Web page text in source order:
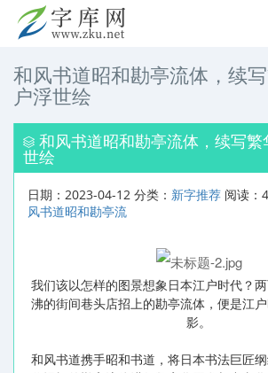
和风书道昭和勘亭流体，续
户浮世绘
和风书道昭和勘亭流体，续写
世绘
日期：2023-04-12 分类： 新字推荐 阅读：
风书道昭和勘亭流
我们该以怎样的图景想象日本江户时代？
沸的街间巷头店招上的勘亭流体，便是江
影。
和风书道携手昭和书道，将日本书法巨匠